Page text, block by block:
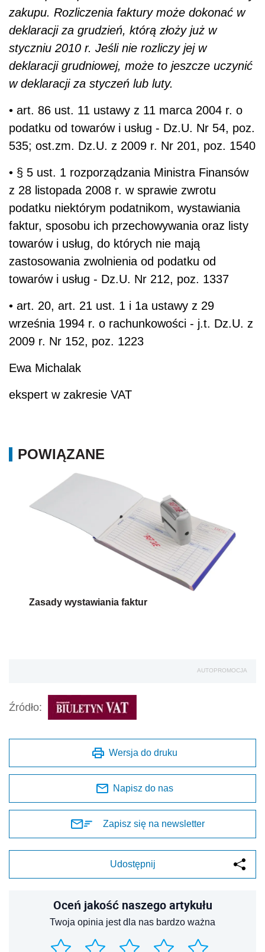
zakupu. Rozliczenia faktury może dokonać w
deklaracji za grudzień, którą złoży już w
styczniu 2010 r. Jeśli nie rozliczy jej w
deklaracji grudniowej, może to jeszcze uczynić
w deklaracji za styczeń lub luty.
• art. 86 ust. 11 ustawy z 11 marca 2004 r. o
podatku od towarów i usług - Dz.U. Nr 54, poz.
535; ost.zm. Dz.U. z 2009 r. Nr 201, poz. 1540
• § 5 ust. 1 rozporządzania Ministra Finansów
z 28 listopada 2008 r. w sprawie zwrotu
podatku niektórym podatnikom, wystawiania
faktur, sposobu ich przechowywania oraz listy
towarów i usług, do których nie mają
zastosowania zwolnienia od podatku od
towarów i usług - Dz.U. Nr 212, poz. 1337
• art. 20, art. 21 ust. 1 i 1a ustawy z 29
września 1994 r. o rachunkowości - j.t. Dz.U. z
2009 r. Nr 152, poz. 1223
Ewa Michalak
ekspert w zakresie VAT
POWIĄZANE
Zasady wystawiania faktur
AUTOPROMOCJA
Źródło:
Wersja do druku
Napisz do nas
Zapisz się na newsletter
Udostępnij
Oceń jakość naszego artykułu
Twoja opinia jest dla nas bardzo ważna